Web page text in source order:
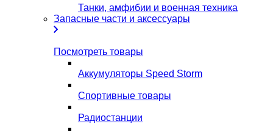
Танки, амфибии и военная техника
Запасные части и аксессуары
Посмотреть товары
Аккумуляторы Speed Storm
Спортивные товары
Радиостанции